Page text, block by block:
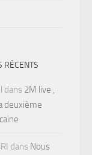
RÉCENTS
dans 2M live ,
deuxième
dans Nous